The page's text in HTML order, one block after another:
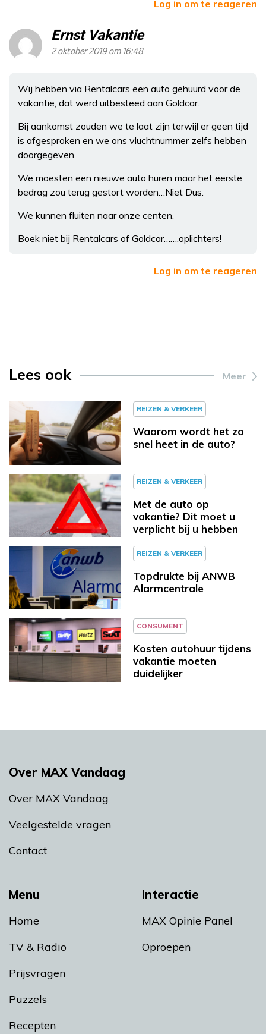
Log in om te reageren
Ernst Vakantie
2 oktober 2019 om 16:48
Wij hebben via Rentalcars een auto gehuurd voor de
vakantie, dat werd uitbesteed aan Goldcar.
Bij aankomst zouden we te laat zijn terwijl er geen tijd
is afgesproken en we ons vluchtnummer zelfs hebben
doorgegeven.
We moesten een nieuwe auto huren maar het eerste
bedrag zou terug gestort worden…Niet Dus.
We kunnen fluiten naar onze centen.
Boek niet bij Rentalcars of Goldcar…….oplichters!
Log in om te reageren
Lees ook Meer
REIZEN & VERKEER
Waarom wordt het zo
snel heet in de auto?
REIZEN & VERKEER
Met de auto op
vakantie? Dit moet u
verplicht bij u hebben
REIZEN & VERKEER
Topdrukte bij ANWB
Alarmcentrale
CONSUMENT
Kosten autohuur tijdens
vakantie moeten
duidelijker
Menu
Home
TV & Radio
Prijsvragen
Puzzels
Recepten
Interactie
MAX Opinie Panel
Oproepen
Over MAX Vandaag
Over MAX Vandaag
Veelgestelde vragen
Contact